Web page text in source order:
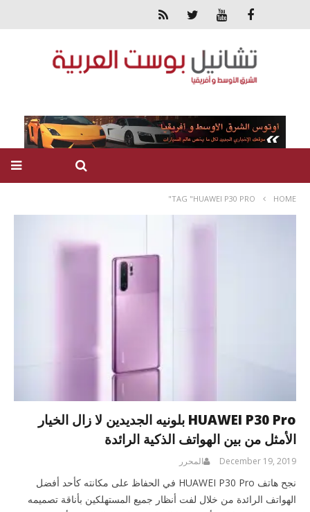
HOME
TAG "HUAWEI P30 PRO"
HUAWEI P30 Pro بلونيه الجديدين لا زال الخيار
الأمثل من بين الهواتف الذكية الرائدة
December 19, 2019 المحرر
نجح هاتف HUAWEI P30 Pro في الحفاظ على مكانته كأحد أفضل
الهواتف الرائدة من خلال لفت أنظار جميع المستهلكين بأناقة تصميمه